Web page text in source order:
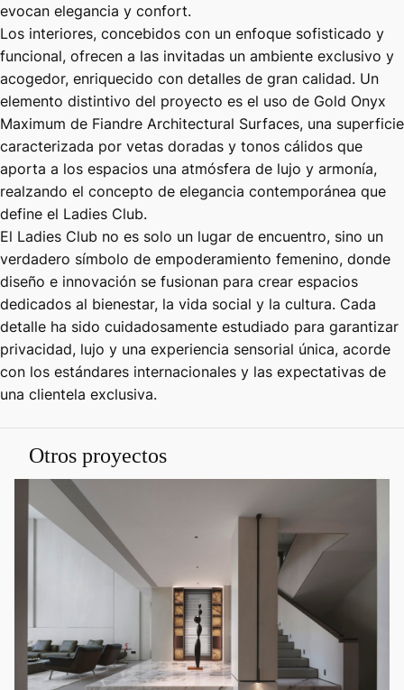
evocan elegancia y confort.
Los interiores, concebidos con un enfoque sofisticado y
funcional, ofrecen a las invitadas un ambiente exclusivo y
acogedor, enriquecido con detalles de gran calidad. Un
elemento distintivo del proyecto es el uso de Gold Onyx
Maximum de Fiandre Architectural Surfaces, una superficie
caracterizada por vetas doradas y tonos cálidos que
aporta a los espacios una atmósfera de lujo y armonía,
realzando el concepto de elegancia contemporánea que
define el Ladies Club.
El Ladies Club no es solo un lugar de encuentro, sino un
verdadero símbolo de empoderamiento femenino, donde
diseño e innovación se fusionan para crear espacios
dedicados al bienestar, la vida social y la cultura. Cada
detalle ha sido cuidadosamente estudiado para garantizar
privacidad, lujo y una experiencia sensorial única, acorde
con los estándares internacionales y las expectativas de
una clientela exclusiva.
Otros proyectos